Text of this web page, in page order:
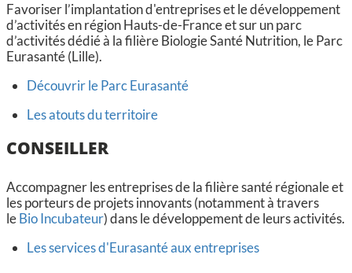
Favoriser l’implantation d'entreprises et le développement
d’activités en région Hauts-de-France et sur un parc
d’activités dédié à la filière Biologie Santé Nutrition, le Parc
Eurasanté (Lille).
Découvrir le Parc Eurasanté
Les atouts du territoire
CONSEILLER
Accompagner les entreprises de la filière santé régionale et
les porteurs de projets innovants (notamment à travers
leBio Incubateur) dans le développement de leurs activités.
Les services d'Eurasanté aux entreprises